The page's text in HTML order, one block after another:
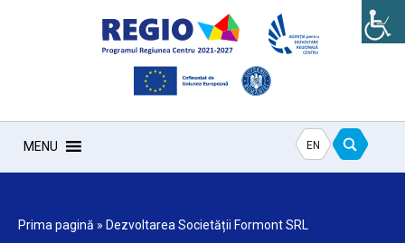
MENU EN
Prima pagină » Dezvoltarea Societății Formont SRL